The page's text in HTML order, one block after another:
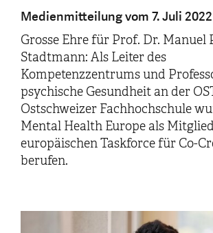
Medienmitteilung vom 7. Juli 2022
Grosse Ehre für Prof. Dr. Manuel
Stadtmann: Als Leiter des
Kompetenzzentrums und
psychische Gesundheit an der
Ostschweizer Fachhochschule
Mental Health Europe als
europäischen Taskforce für Co-
berufen.